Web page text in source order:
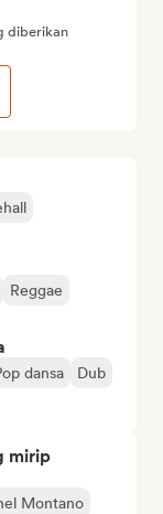
Reggae
dansa
Dub
mirip
Montano
diberikan